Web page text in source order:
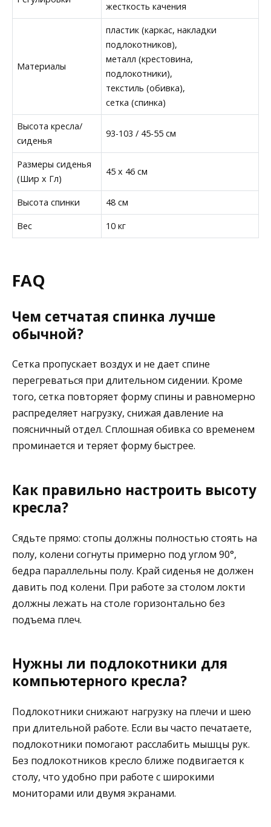
жесткость качения
Материалы
пластик (каркас, накладки
подлокотников),
металл (крестовина,
подлокотники),
текстиль (обивка),
сетка (спинка)
Высота кресла/
сиденья
93-103 / 45-55 см
Размеры сиденья
(Шир х Гл)
45 x 46 см
Высота спинки 48 см
Вес 10 кг
FAQ
Чем сетчатая спинка лучше
обычной?
Сетка пропускает воздух и не дает спине
перегреваться при длительном сидении. Кроме
того, сетка повторяет форму спины и равномерно
распределяет нагрузку, снижая давление на
поясничный отдел. Сплошная обивка со временем
проминается и теряет форму быстрее.
Как правильно настроить высоту
кресла?
Сядьте прямо: стопы должны полностью стоять на
полу, колени согнуты примерно под углом 90°,
бедра параллельны полу. Край сиденья не должен
давить под колени. При работе за столом локти
должны лежать на столе горизонтально без
подъема плеч.
Нужны ли подлокотники для
компьютерного кресла?
Подлокотники снижают нагрузку на плечи и шею
при длительной работе. Если вы часто печатаете,
подлокотники помогают расслабить мышцы рук.
Без подлокотников кресло ближе подвигается к
столу, что удобно при работе с широкими
мониторами или двумя экранами.